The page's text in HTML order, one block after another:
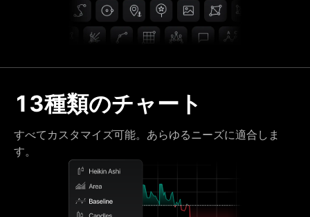
13種類のチャート
すべてカスタマイズ可能。あらゆるニーズに適合しま
す。